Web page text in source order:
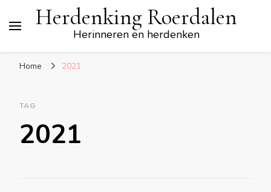
Herdenking Roerdalen
Herinneren en herdenken
Home 2021
TAG
2021